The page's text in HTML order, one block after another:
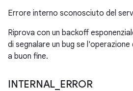
Errore interno sconosciuto del
Riprova con un backoff
di segnalare un bug se
a buon fine.
INTERNAL ERROR